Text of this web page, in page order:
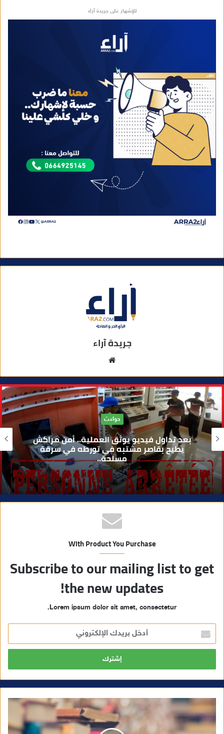
للإشهار على جريدة آراء
جريدة آراء
حوادث
بعد تداول فيديو يوثق العملية.. أمن مراكش
يطيح بقاصر مشتبه في تورطه في سرقة
مسلحة..
With Product You Purchase
Subscribe to our mailing list to get
the new updates!
Lorem ipsum dolor sit amet, consectetur.
أدخل
بريدك
الإلكتروني